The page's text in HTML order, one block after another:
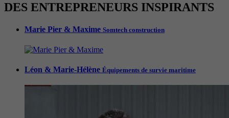
DES ENTREPRENEURS INSPIRANTS
Marie Pier & Maxime Somtech construction
Léon & Marie-Hélène Équipements de survie maritime